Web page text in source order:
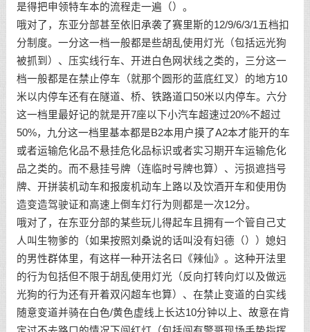
是得把申领特车本的流程走一遍（）。
哦对了，东亚分部甚至依旧承袭了赛里斯的12/9/6/3/1五档扣
分制度。一分这一档一般都是些胡乱使用灯光（包括远光狗
被抓到）、压实线行车、开进白色网状线之类的，三分这一
档一般都是在禁止停车（就那个圆形的蓝底红叉）的地方10
米以内停车还有在隧道、桥、铁路道口50米以内停车。六分
这一档里最好记的就是开7座以下小汽车超速过20%不超过
50%，九分这一档里基本都是B2本用户摸了A2本才能开的车
或者运输危化品不悬挂危化品标识或者实习期开车运输危化
品之类的。而不悬挂号牌（连临时号牌也算）、污损遮挡号
牌、开拼装机动车和报废机动车上路以及饮酒开车和使用伪
造变造驾驶证和高速上倒车灯行为则都是一次12分。
哦对了，在东亚分部的某些玩儿得起车且拥有一个管自己丈
人叫生物爹的（如果按照刘桑说的话叫没有妇德（））媳妇
的男性群体里，有这样一种开法名曰《辣仙》。这种开法里
的行为包括但不限于胡乱使用灯光（反向打转向灯以及做远
光狗的行为还有开着双闪超车也算）、在禁止变道的白实线
随意变道并骑在白色/黄色虚线上长达10分钟以上、故意在肯